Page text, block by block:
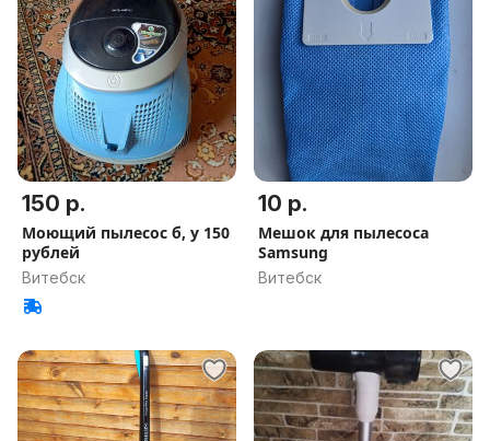
150 р.
Моющий пылесос б, у 150
рублей
Витебск
10 р.
Мешок для пылесоса
Samsung
Витебск